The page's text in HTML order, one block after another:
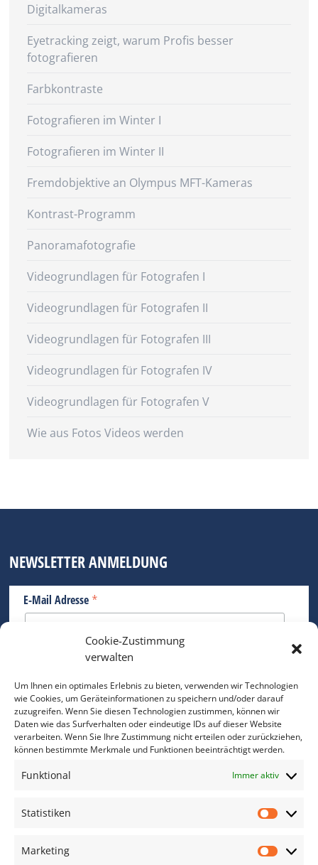
Cookie-Zustimmung
verwalten
Um Ihnen ein optimales Erlebnis zu bieten, verwenden wir Technologien
wie Cookies, um Geräteinformationen zu speichern und/oder darauf
zuzugreifen. Wenn Sie diesen Technologien zustimmen, können wir
Daten wie das Surfverhalten oder eindeutige IDs auf dieser Website
verarbeiten. Wenn Sie Ihre Zustimmung nicht erteilen oder zurückziehen,
können bestimmte Merkmale und Funktionen beeinträchtigt werden.
Funktional Immer aktiv
Statistiken
Marketing
Digitalkameras
Eyetracking zeigt, warum Profis besser
fotografieren
Farbkontraste
Fotografieren im Winter I
Fotografieren im Winter II
Fremdobjektive an Olympus MFT-Kameras
Kontrast-Programm
Panoramafotografie
Videogrundlagen für Fotografen I
Videogrundlagen für Fotografen II
Videogrundlagen für Fotografen III
Videogrundlagen für Fotografen IV
Videogrundlagen für Fotografen V
Wie aus Fotos Videos werden
NEWSLETTER ANMELDUNG
E-Mail Adresse *
Bitte geben Sie Ihre E-Mail Adresse ein.
*